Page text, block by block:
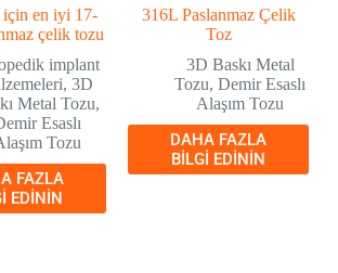
için en iyi 17-
çelik tozu
implant
,3D
Metal Tozu,
Esaslı
Tozu
FAZLA
EDININ
316L Paslanmaz Çelik
Toz
3D Baskı Metal
Tozu,Demir Esaslı
Alaşım Tozu
DAHA FAZLA
BILGI EDININ